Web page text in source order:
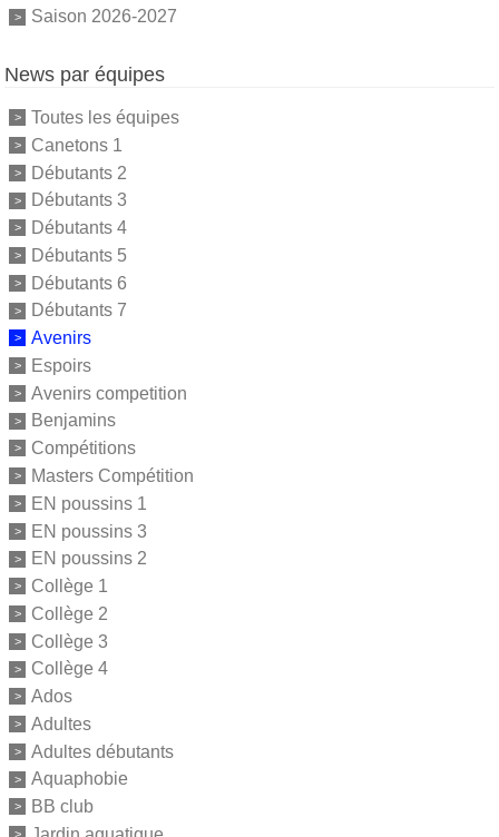
Saison 2026-2027
News par équipes
Toutes les équipes
Canetons 1
Débutants 2
Débutants 3
Débutants 4
Débutants 5
Débutants 6
Débutants 7
Avenirs
Espoirs
Avenirs competition
Benjamins
Compétitions
Masters Compétition
EN poussins 1
EN poussins 3
EN poussins 2
Collège 1
Collège 2
Collège 3
Collège 4
Ados
Adultes
Adultes débutants
Aquaphobie
BB club